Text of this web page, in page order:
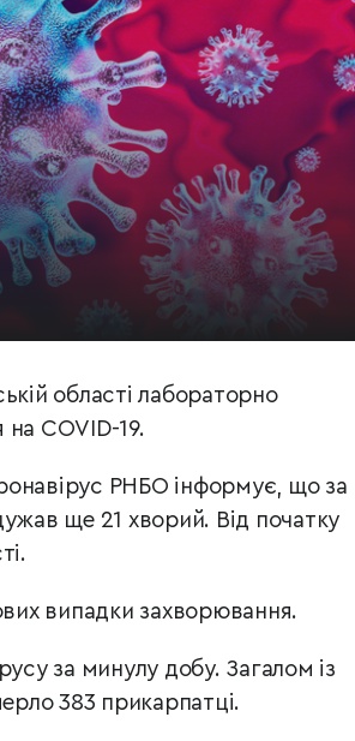
області лабораторно
COVID-19.
РНБО інформує, що за
ще 21 хворий. Від початку
випадки захворювання.
за минулу добу. Загалом із
383 прикарпатці.